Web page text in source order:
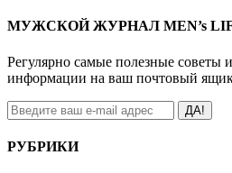
МУЖСКОЙ ЖУРНАЛ MEN’s
Регулярно самые полезные советы
информации на ваш почтовый
ДА!
РУБРИКИ